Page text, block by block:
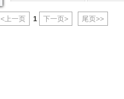
<上一页 1 下一页> 尾页>>